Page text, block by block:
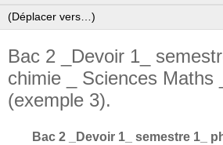
Bac 2 _Devoir 1_
chimie _ Sciences Maths
(exemple 3).
Bac 2 _Devoir 1_ semestre 1_